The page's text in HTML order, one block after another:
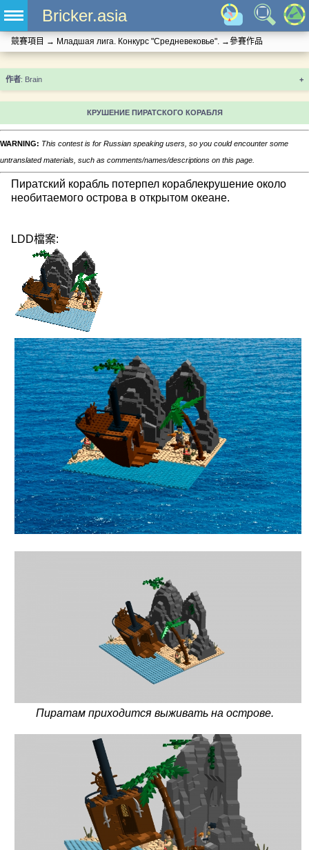
Bricker.asia
競賽項目 → Младшая лига. Конкурс "Средневековье". →參賽作品
+
КРУШЕНИЕ ПИРАТСКОГО КОРАБЛЯ
WARNING: This contest is for Russian speaking users, so you could encounter some
untranslated materials, such as comments/names/descriptions on this page.
Пиратский корабль потерпел кораблекрушение около
необитаемого острова в открытом океане.
LDD檔案:
Пиратам приходится выживать на острове.